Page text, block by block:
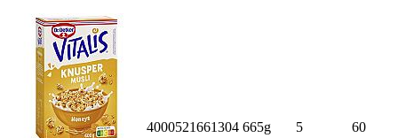
4000521661304 665g 5 60